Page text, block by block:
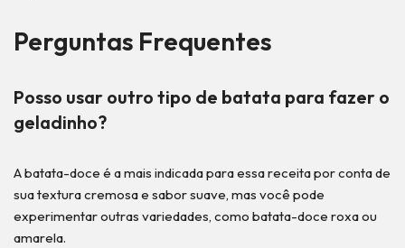
Perguntas Frequentes
Posso usar outro tipo de batata para fazer o
geladinho?
A batata-doce é a mais indicada para essa receita por conta de
sua textura cremosa e sabor suave, mas você pode
experimentar outras variedades, como batata-doce roxa ou
amarela.